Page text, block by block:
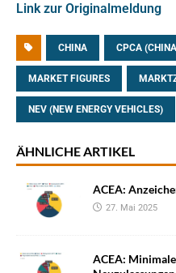
Link zur Originalmeldung
CHINA CPCA
MARKET FIGURES
NEV (NEW ENERGY VEHICLES)
ÄHNLICHE ARTIKEL
ACEA:
27. Mai 2025
ACEA: